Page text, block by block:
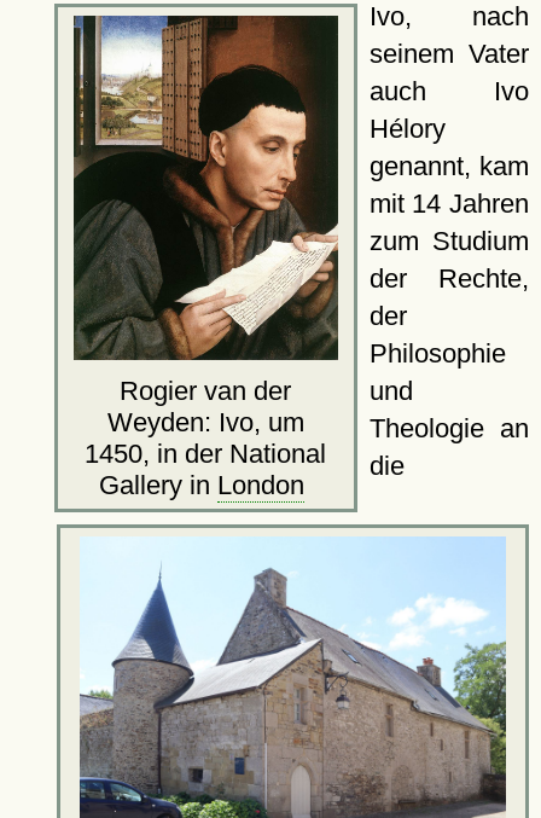
Rogier van der
Weyden: Ivo, um
1450, in der National
Gallery in London
Ivo, nach
seinem Vater
auch Ivo
Hélory
genannt, kam
mit 14 Jahren
zum Studium
der Rechte,
der
Philosophie
und
Theologie an
die